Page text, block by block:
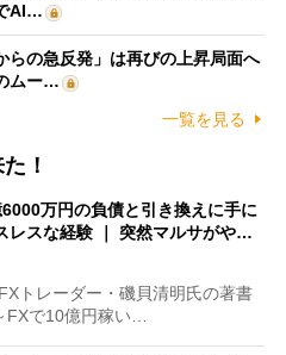
AI…
らの急反発」は再びの上昇局面へ
ムー…
一覧を見る
！
6000万円の負債と引き換えに手に
レスな経験 ｜ 突然マルサがや…
トレーダー・磯貝清明氏の著書
FXで10億円稼い…